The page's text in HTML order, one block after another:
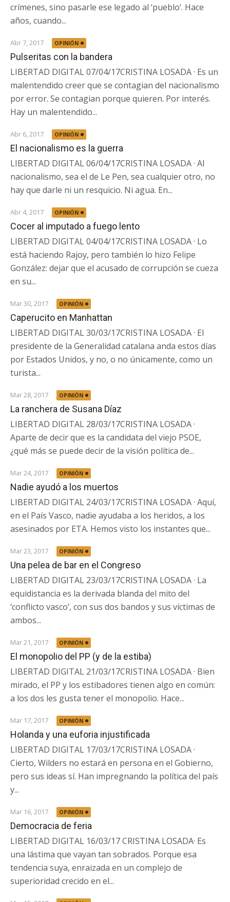
crímenes, sino pasarle ese legado al ‘pueblo’. Hace
años, cuando...
Abr 7, 2017 OPINIÓN
Pulseritas con la bandera
LIBERTAD DIGITAL 07/04/17CRISTINA LOSADA · Es un
malentendido creer que se contagian del nacionalismo
por error. Se contagian porque quieren. Por interés.
Hay un malentendido...
Abr 6, 2017 OPINIÓN
El nacionalismo es la guerra
LIBERTAD DIGITAL 06/04/17CRISTINA LOSADA · Al
nacionalismo, sea el de Le Pen, sea cualquier otro, no
hay que darle ni un resquicio. Ni agua. En...
Abr 4, 2017 OPINIÓN
Cocer al imputado a fuego lento
LIBERTAD DIGITAL 04/04/17CRISTINA LOSADA · Lo
está haciendo Rajoy, pero también lo hizo Felipe
González: dejar que el acusado de corrupción se cueza
en su...
Mar 30, 2017 OPINIÓN
Caperucito en Manhattan
LIBERTAD DIGITAL 30/03/17CRISTINA LOSADA · El
presidente de la Generalidad catalana anda estos días
por Estados Unidos, y no, o no únicamente, como un
turista...
Mar 28, 2017 OPINIÓN
La ranchera de Susana Díaz
LIBERTAD DIGITAL 28/03/17CRISTINA LOSADA ·
Aparte de decir que es la candidata del viejo PSOE,
¿qué más se puede decir de la visión política de...
Mar 24, 2017 OPINIÓN
Nadie ayudó a los muertos
LIBERTAD DIGITAL 24/03/17CRISTINA LOSADA · Aquí,
en el País Vasco, nadie ayudaba a los heridos, a los
asesinados por ETA. Hemos visto los instantes que...
Mar 23, 2017 OPINIÓN
Una pelea de bar en el Congreso
LIBERTAD DIGITAL 23/03/17CRISTINA LOSADA · La
equidistancia es la derivada blanda del mito del
‘conflicto vasco’, con sus dos bandos y sus víctimas de
ambos...
Mar 21, 2017 OPINIÓN
El monopolio del PP (y de la estiba)
LIBERTAD DIGITAL 21/03/17CRISTINA LOSADA · Bien
mirado, el PP y los estibadores tienen algo en común:
a los dos les gusta tener el monopolio. Hace...
Mar 17, 2017 OPINIÓN
Holanda y una euforia injustificada
LIBERTAD DIGITAL 17/03/17CRISTINA LOSADA ·
Cierto, Wilders no estará en persona en el Gobierno,
pero sus ideas sí. Han impregnando la política del país
y...
Mar 16, 2017 OPINIÓN
Democracia de feria
LIBERTAD DIGITAL 16/03/17 CRISTINA LOSADA· Es
una lástima que vayan tan sobrados. Porque esa
tendencia suya, enraizada en un complejo de
superioridad crecido en el...